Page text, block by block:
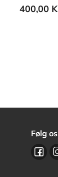
400,00
Følg os